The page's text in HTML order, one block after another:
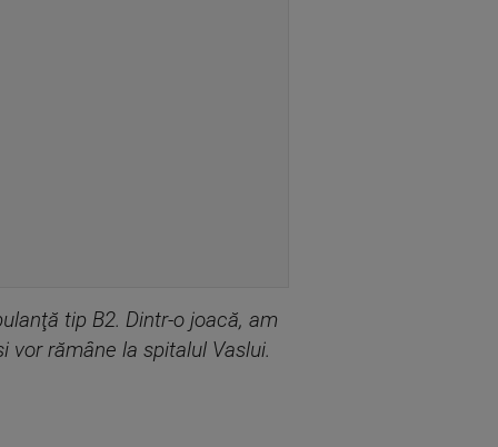
tip B2. Dintr-o joacă, am
vor rămâne la spitalul Vaslui.